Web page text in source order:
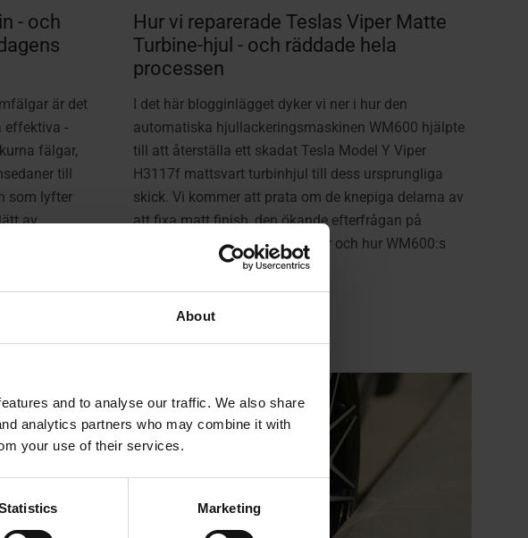
About
and to analyse our traffic. We also share
analytics partners who may combine it with
your use of their services.
Marketing
- och
är det
effektiva -
fälgar,
till
som lyfter
av
Hur vi reparerade Teslas Viper Matte
Turbine-hjul - och räddade hela
processen
I det här blogginlägget dyker vi ner i hur den
automatiska hjullackeringsmaskinen WM600 hjälpte
till att återställa ett skadat Tesla Model Y Viper
H3117f mattsvart turbinhjul till dess ursprungliga
skick. Vi kommer att prata om de knepiga delarna av
att fixa matt finish, den ökande efterfrågan på
pålitliga Tesla-hjulsreparationer och hur WM600:s
Save-a-Wheel ...